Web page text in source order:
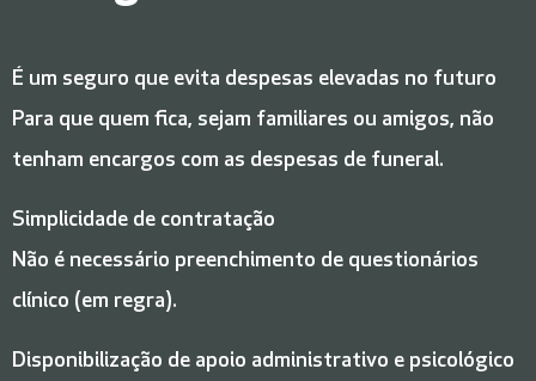
É um seguro que evita despesas elevadas no futuro
Para que quem fica, sejam familiares ou amigos, não
tenham encargos com as despesas de funeral.
Simplicidade de contratação
Não é necessário preenchimento de questionários
clínico (em regra).
Disponibilização de apoio administrativo e psicológico